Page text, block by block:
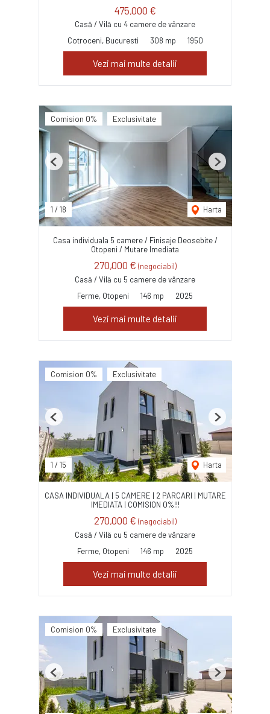
475,000 €
Casă / Vilă cu 4 camere de vânzare
Cotroceni, Bucuresti
308 mp 1950
Vezi mai multe detalii
Comision 0% Exclusivitate
1 / 18 Harta
Previous Next
Casa individuala 5 camere / Finisaje Deosebite /
Otopeni / Mutare Imediata
270,000 € (negociabil)
Casă / Vilă cu 5 camere de vânzare
Ferme, Otopeni
146 mp 2025
Vezi mai multe detalii
Comision 0% Exclusivitate
1 / 15 Harta
Previous Next
CASA INDIVIDUALA | 5 CAMERE | 2 PARCARI | MUTARE
IMEDIATA | COMISION 0%!!!
270,000 € (negociabil)
Casă / Vilă cu 5 camere de vânzare
Ferme, Otopeni
146 mp 2025
Vezi mai multe detalii
Comision 0% Exclusivitate
Previous Next